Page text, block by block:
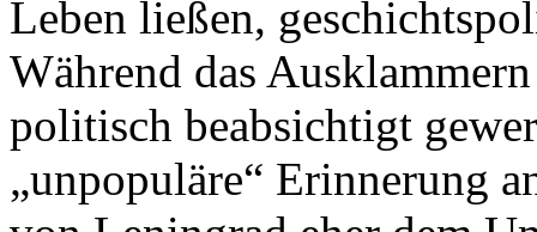
Leben ließen,
Während das
politisch beabsichtigt
„unpopuläre“ Erinnerung